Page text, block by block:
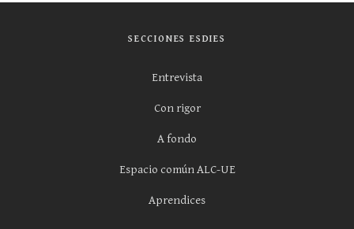
SECCIONES ESDIES
Entrevista
Con rigor
A fondo
Espacio común ALC-UE
Aprendices